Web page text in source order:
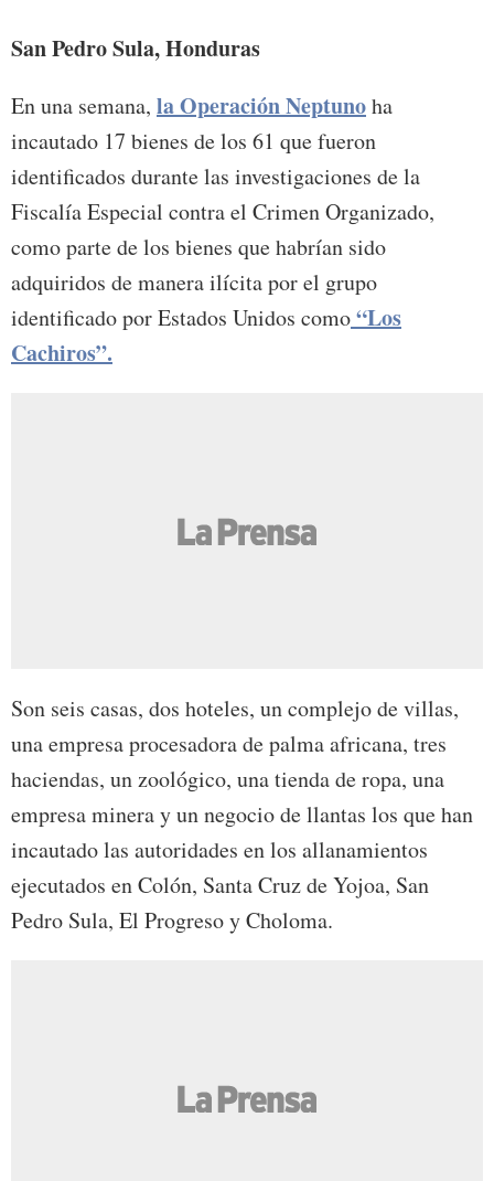
San Pedro Sula, Honduras
En una semana, la Operación Neptunoha
incautado 17 bienes de los 61 que fueron
identificados durante las investigaciones de la
Fiscalía Especial contra el Crimen Organizado,
como parte de los bienes que habrían sido
adquiridos de manera ilícita por el grupo
identificado por Estados Unidos como“Los
Cachiros”.
Son seis casas, dos hoteles, un complejo de villas,
una empresa procesadora de palma africana, tres
haciendas, un zoológico, una tienda de ropa, una
empresa minera y un negocio de llantas los que han
incautado las autoridades en los allanamientos
ejecutados en Colón, Santa Cruz de Yojoa, San
Pedro Sula, El Progreso y Choloma.